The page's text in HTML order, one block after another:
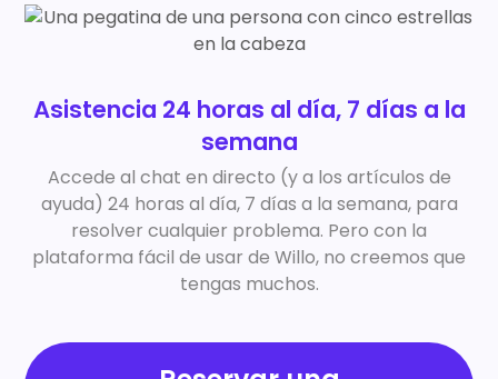
Asistencia 24 horas al día, 7 días a la
semana
Accede al chat en directo (y a los artículos de
ayuda) 24 horas al día, 7 días a la semana, para
resolver cualquier problema. Pero con la
plataforma fácil de usar de Willo, no creemos que
tengas muchos.